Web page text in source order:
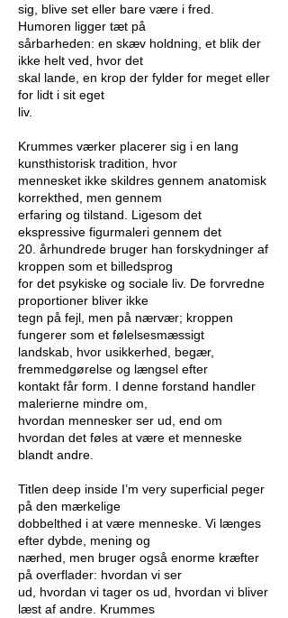
sig, blive set eller bare være i fred.
Humoren ligger tæt på
sårbarheden: en skæv holdning, et blik der
ikke helt ved, hvor det
skal lande, en krop der fylder for meget eller
for lidt i sit eget
liv.
Krummes værker placerer sig i en lang
kunsthistorisk tradition, hvor
mennesket ikke skildres gennem anatomisk
korrekthed, men gennem
erfaring og tilstand. Ligesom det
ekspressive figurmaleri gennem det
20. århundrede bruger han forskydninger af
kroppen som et billedsprog
for det psykiske og sociale liv. De forvredne
proportioner bliver ikke
tegn på fejl, men på nærvær; kroppen
fungerer som et følelsesmæssigt
landskab, hvor usikkerhed, begær,
fremmedgørelse og længsel efter
kontakt får form. I denne forstand handler
malerierne mindre om,
hvordan mennesker ser ud, end om
hvordan det føles at være et menneske
blandt andre.
Titlen deep inside I’m very superficial peger
på den mærkelige
dobbelthed i at være menneske. Vi længes
efter dybde, mening og
nærhed, men bruger også enorme kræfter
på overflader: hvordan vi ser
ud, hvordan vi tager os ud, hvordan vi bliver
læst af andre. Krummes